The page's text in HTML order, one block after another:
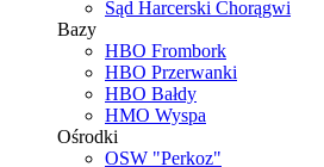
Sąd Harcerski Chorągwi
Bazy
HBO Frombork
HBO Przerwanki
HBO Bałdy
HMO Wyspa
Ośrodki
OSW "Perkoz"